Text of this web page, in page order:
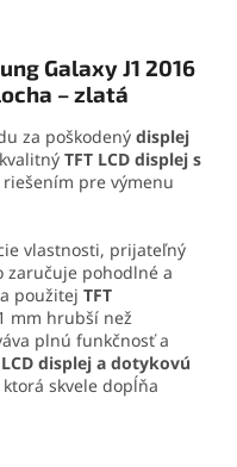
Galaxy J1 2016
– zlatá
za poškodený displej
TFT LCD displej s
pre výmenu
vlastnosti, prijateľný
zaručuje pohodlné a
použitej TFT
mm hrubší než
plnú funkčnosť a
LCD displej a dotykovú
skvele dopĺňa